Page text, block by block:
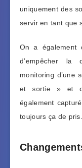
uniquement des
servir en tant que
On a également
d’empêcher la
monitoring d’une
et sortie » et
également
toujours ça de pris.